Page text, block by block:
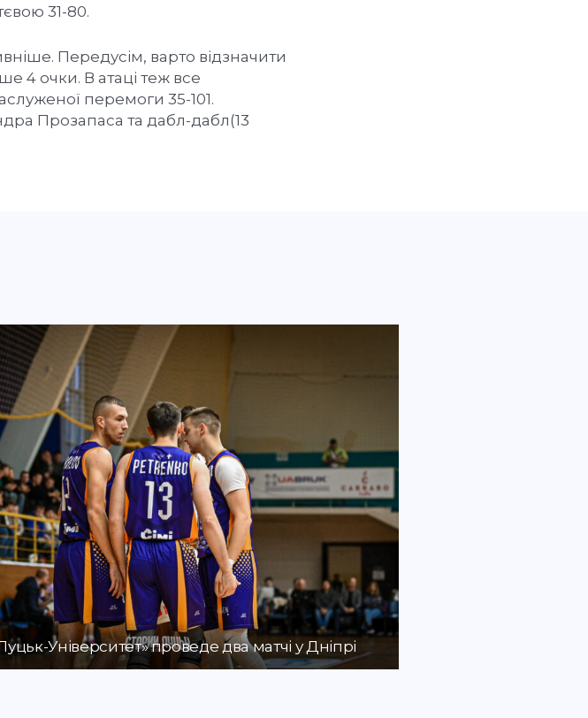
31-80.
Передусім, варто відзначити
4 очки. В атаці теж все
перемоги 35-101.
Прозапаса та дабл-дабл(13
Університет» проведе два матчі у Дніпрі